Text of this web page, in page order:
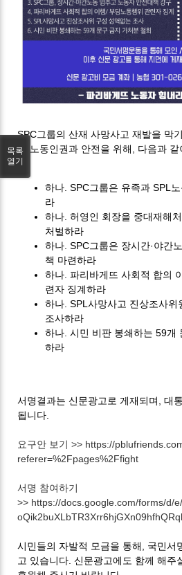
SPC그룹의 산재 사망사고 재발을 막
의 노동인권과 안전을 위해, 다음과 같
하나. SPC그룹은 유족과 SPL
라
하나. 허영인 회장을 중대재해
처벌하라
하나. SPC그룹은 장시간·야간
책 마련하라
하나. 파리바게뜨 사회적 합의
련자 징계하라
하나. SPL사망사고 진상조사위
조사하라
하나. 시민 비판 봉쇄하는 59개
하라
서명결과는 신문광고로 게재되며, 대
됩니다.
요구안 보기 >> https://
referer=%2Fpages%2Ffight
서명 참여하기
>> https://docs.google.com/forms/d/
시민들의 자발적 모금을 통해, 국민서
고 있습니다. 신문광고에도 함께 해주
목록
열기